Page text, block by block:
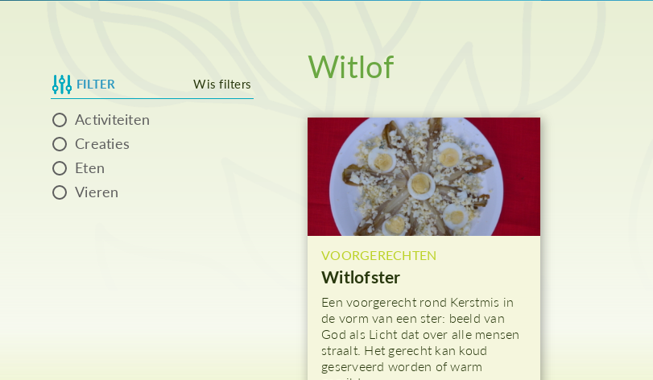
FILTER Wis filters
Activiteiten
Creaties
Eten
Vieren
Witlof
VOORGERECHTEN
Witlofster
Een voorgerecht rond Kerstmis in
de vorm van een ster: beeld van
God als Licht dat over alle mensen
straalt. Het gerecht kan koud
geserveerd worden of warm